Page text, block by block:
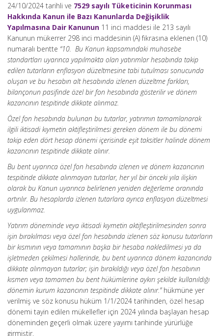
24/10/2024 tarihli ve 7529 sayılı Tüketicinin Korunması
Hakkında Kanun ile Bazı Kanunlarda Değişiklik
Yapılmasına Dair Kanunun 11 inci maddesi ile 213 sayılı
Kanunun mükerrer 298 inci maddesinin (A) fıkrasına eklenen (10)
numaralı bentte “10. Bu Kanun kapsamındaki muhasebe
standartları uyarınca yapılmakta olan yatırımlar hesabında takip
edilen tutarların enflasyon düzeltmesine tabi tutulması sonucunda
oluşan ve bu hesabın alt hesabında izlenen düzeltme farkları,
bilançonun pasifinde özel bir fon hesabında gösterilir ve dönem
kazancının tespitinde dikkate alınmaz.
Özel fon hesabında bulunan bu tutarlar, yatırımın tamamlanarak
ilgili iktisadi kıymetin aktifleştirilmesi gereken dönem ile bu dönemi
takip eden dört hesap dönemi içerisinde eşit taksitler halinde dönem
kazancının tespitinde dikkate alınır.
Bu bent uyarınca özel fon hesabında izlenen ve dönem kazancının
tespitinde dikkate alınmayan tutarlar, her yıl bir önceki yıla ilişkin
olarak bu Kanun uyarınca belirlenen yeniden değerleme oranında
artırılır. Bu hesaplarda izlenen tutarlara ayrıca enflasyon düzeltmesi
uygulanmaz.
Yatırım döneminde veya iktisadi kıymetin aktifleştirilmesinden sonra
işin bırakılması veya özel fon hesabında izlenen söz konusu tutarların
bir kısmının veya tamamının başka bir hesaba nakledilmesi ya da
işletmeden çekilmesi hallerinde, bu bent uyarınca dönem kazancında
dikkate alınmayan tutarlar; işin bırakıldığı veya özel fon hesabının
kısmen veya tamamen bu bent hükümlerine aykırı şekilde kullanıldığı
dönemin kurum kazancının tespitinde dikkate alınır.”hükmüne yer
verilmiş ve söz konusu hüküm 1/1/2024 tarihinden, özel hesap
dönemi tayin edilen mükellefler için 2024 yılında başlayan hesap
döneminden geçerli olmak üzere yayımı tarihinde yürürlüğe
girmiştir.